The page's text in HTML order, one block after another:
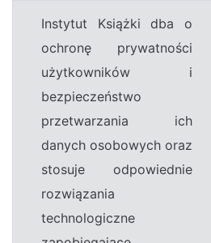
Instytut Książki dba o
ochronę prywatności
użytkowników i
bezpieczeństwo
przetwarzania ich
danych osobowych oraz
stosuje odpowiednie
rozwiązania
technologiczne